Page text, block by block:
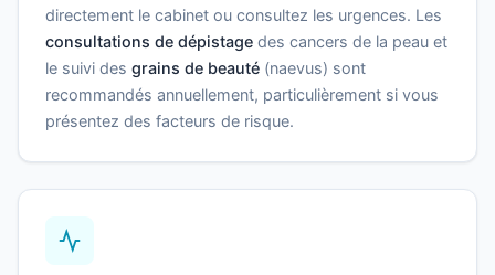
directement le cabinet ou consultez les urgences. Les
consultations de dépistage des cancers de la peau et
le suivi des grains de beauté (naevus) sont
recommandés annuellement, particulièrement si vous
présentez des facteurs de risque.